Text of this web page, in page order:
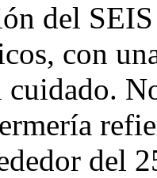
del
con
del